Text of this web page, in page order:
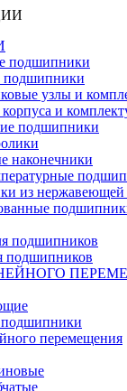
подшипники
подшипники
узлы и
и
подшипники
наконечники
из нержавеющей
подшипников
подшипников
перемещения